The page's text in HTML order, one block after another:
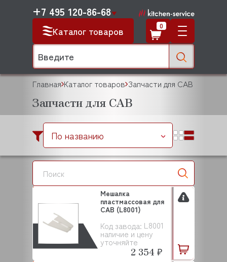
Каталог товаров
+7 495 120-86-68
0
Главная Каталог товаров Запчасти для CAB
Запчасти для CAB
По названию
Код завода: L8001
наличие и цену
уточняйте
Мешалка
пластмассовая для
CAB (L8001)
2 354 ₽